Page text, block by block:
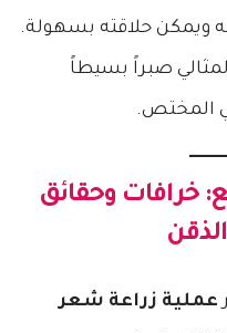
ويمكن حلاقته بسهولة.
صبراً بسيطاً
المختص.
خرافات وحقائق
عملية زراعة شعر